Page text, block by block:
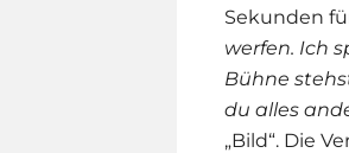
Sekunden
werfen. Ich
Bühne
du alles
„Bild“. Die